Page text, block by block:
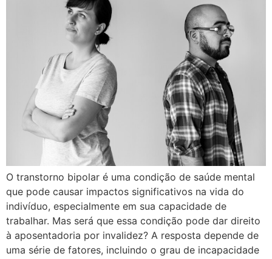
O transtorno bipolar é uma condição de saúde mental
que pode causar impactos significativos na vida do
indivíduo, especialmente em sua capacidade de
trabalhar. Mas será que essa condição pode dar direito
à aposentadoria por invalidez? A resposta depende de
uma série de fatores, incluindo o grau de incapacidade